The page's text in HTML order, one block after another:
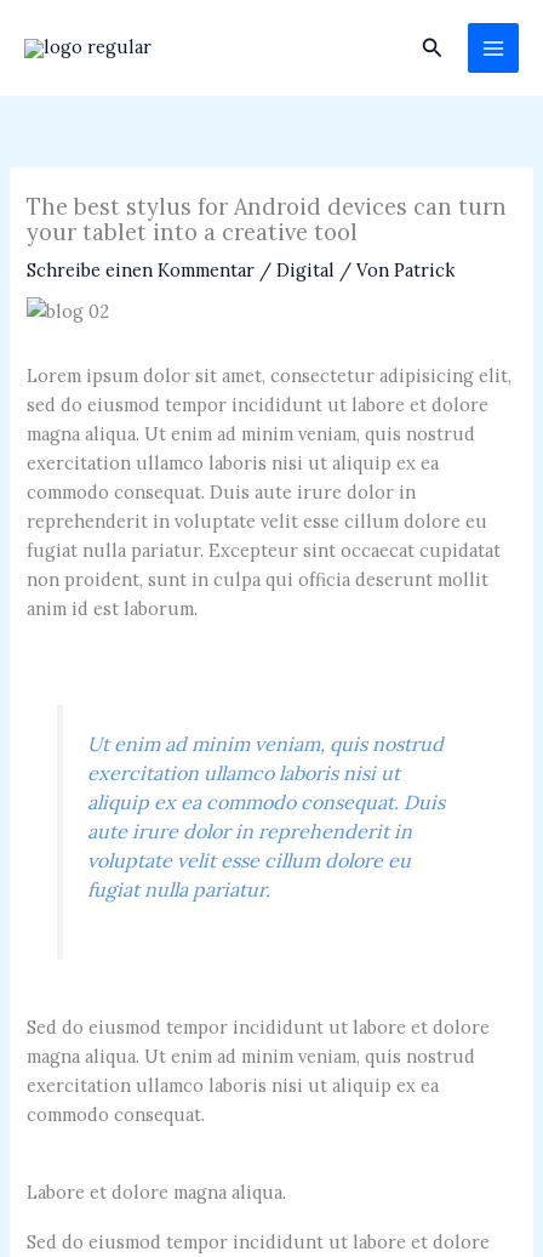
Inhalt
Suchen
The best stylus for Android devices can turn
your tablet into a creative tool
Schreibe einen Kommentar /Digital / VonPatrick
Lorem ipsum dolor sit amet, consectetur adipisicing elit,
sed do eiusmod tempor incididunt ut labore et dolore
magna aliqua. Ut enim ad minim veniam, quis nostrud
exercitation ullamco laboris nisi ut aliquip ex ea
commodo consequat. Duis aute irure dolor in
reprehenderit in voluptate velit esse cillum dolore eu
fugiat nulla pariatur. Excepteur sint occaecat cupidatat
non proident, sunt in culpa qui officia deserunt mollit
anim id est laborum.
Ut enim ad minim veniam, quis nostrud
exercitation ullamco laboris nisi ut
aliquip ex ea commodo consequat. Duis
aute irure dolor in reprehenderit in
voluptate velit esse cillum dolore eu
fugiat nulla pariatur.
Sed do eiusmod tempor incididunt ut labore et dolore
magna aliqua. Ut enim ad minim veniam, quis nostrud
exercitation ullamco laboris nisi ut aliquip ex ea
commodo consequat.
Labore et dolore magna aliqua.
Sed do eiusmod tempor incididunt ut labore et dolore